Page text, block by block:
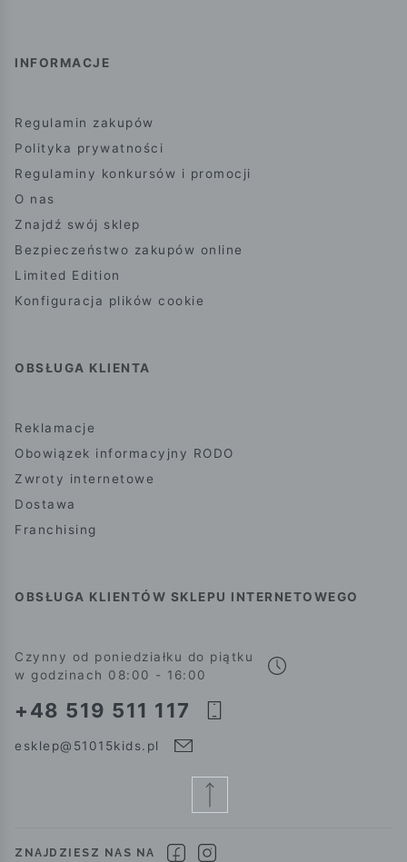
INFORMACJE
Regulamin zakupów
Polityka prywatności
Regulaminy konkursów i promocji
O nas
Znajdź swój sklep
Bezpieczeństwo zakupów online
Limited Edition
Konfiguracja plików cookie
OBSŁUGA KLIENTA
Reklamacje
Obowiązek informacyjny RODO
Zwroty internetowe
Dostawa
Franchising
OBSŁUGA KLIENTÓW SKLEPU INTERNETOWEGO
Czynny od poniedziałku do piątku
w godzinach 08:00 - 16:00
+48 519 511 117
esklep@51015kids.pl
ZNAJDZIESZ NAS NA